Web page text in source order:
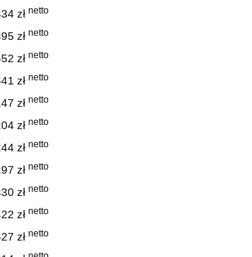
zł netto
zł netto
zł netto
zł netto
zł netto
zł netto
zł netto
zł netto
zł netto
zł netto
zł netto